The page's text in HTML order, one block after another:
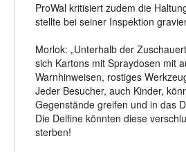
ProWal kritisiert zudem die
stellte bei seiner Inspektion
Morlok: „Unterhalb der
sich Kartons mit Spraydosen mit
Warnhinweisen, rostiges
Jeder Besucher, auch Kinder,
Gegenstände greifen und in das
Die Delfine könnten diese
sterben!